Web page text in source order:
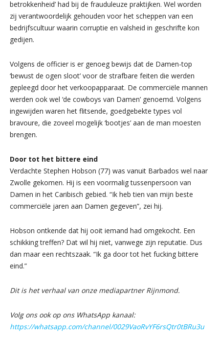
betrokkenheid’ had bij de frauduleuze praktijken. Wel worden
zij verantwoordelijk gehouden voor het scheppen van een
bedrijfscultuur waarin corruptie en valsheid in geschrifte kon
gedijen.
Volgens de officier is er genoeg bewijs dat de Damen-top
‘bewust de ogen sloot’ voor de strafbare feiten die werden
gepleegd door het verkoopapparaat. De commerciële mannen
werden ook wel ‘de cowboys van Damen’ genoemd. Volgens
ingewijden waren het flitsende, goedgebekte types vol
bravoure, die zoveel mogelijk ‘bootjes’ aan de man moesten
brengen.
Door tot het bittere eind
Verdachte Stephen Hobson (77) was vanuit Barbados wel naar
Zwolle gekomen. Hij is een voormalig tussenpersoon van
Damen in het Caribisch gebied. “Ik heb tien van mijn beste
commerciële jaren aan Damen gegeven”, zei hij.
Hobson ontkende dat hij ooit iemand had omgekocht. Een
schikking treffen? Dat wil hij niet, vanwege zijn reputatie. Dus
dan maar een rechtszaak. “Ik ga door tot het fucking bittere
eind.”
Dit is het verhaal van onze mediapartner Rijnmond.
Volg ons ook op ons WhatsApp kanaal:
https://whatsapp.com/channel/0029VaoRvYF6rsQtr0tBRu3u